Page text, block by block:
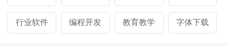
行业软件 编程开发 教育教学 字体下载